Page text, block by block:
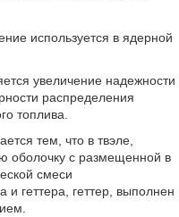
используется в ядерной
увеличение надежности
распределения
топлива.
тем, что в твэле,
оболочку с размещенной в
смеси
и геттера, геттер, выполнен